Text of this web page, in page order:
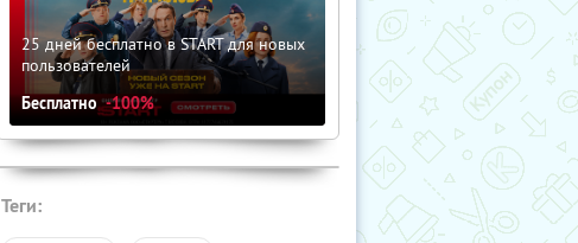
25 дней бесплатно в START для новых
пользователей
Бесплатно -100%
Теги: